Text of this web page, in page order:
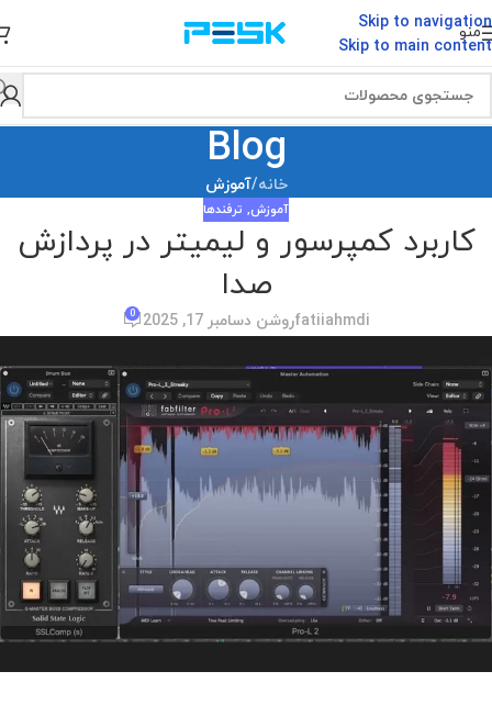
Skip to navigation
Skip to main content
منو
Blog
خانه/آموزش
آموزش, ترفندها
کاربرد کمپرسور و لیمیتر در پردازش
صدا
fatiiahmdiروشن دسامبر 17, 2025 0